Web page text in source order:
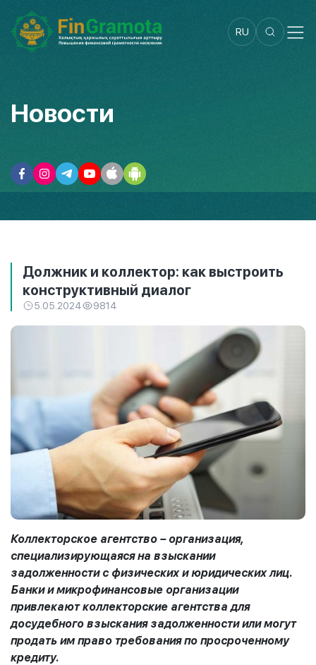
RU
Новости
Должник и коллектор: как выстроить
конструктивный диалог
5.05.2024 9814
Коллекторское агентство – организация,
специализирующаяся на взыскании
задолженности с физических и юридических лиц.
Банки и микрофинансовые организации
привлекают коллекторские агентства для
досудебного взыскания задолженности или могут
продать им право требования по просроченному
кредиту.